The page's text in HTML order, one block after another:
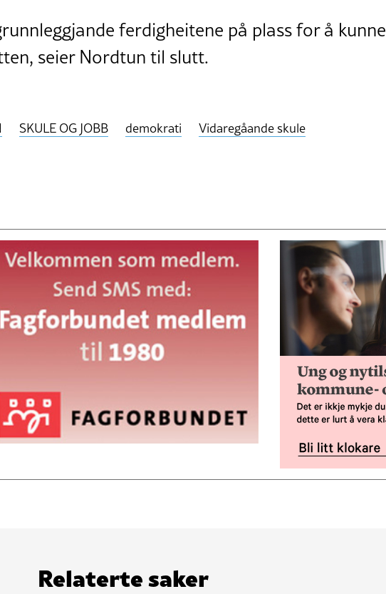
ferdigheitene på plass for å kunne
seier Nordtun til slutt.
SKULE OG JOBB demokrati Vidaregåande skule
Relaterte saker